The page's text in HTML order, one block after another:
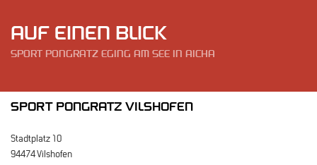
AUF EINEN BLICK
SPORT PONGRATZ EGING AM SEE IN AICHA
SPORT PONGRATZ VILSHOFEN
Stadtplatz 10
94474 Vilshofen